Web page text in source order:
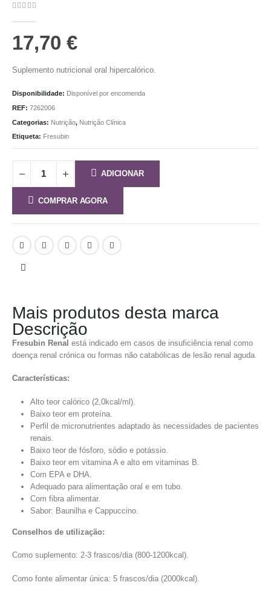
17,70 €
Suplemento nutricional oral hipercalórico.
Disponibilidade: Disponível por encomenda
REF: 7262006
Categorias: Nutrição, Nutrição Clínica
Etiqueta: Fresubin
ADICIONAR
COMPRAR AGORA
Mais produtos desta marca
Descrição
Fresubin Renal está indicado em casos de insuficiência renal como
doença renal crónica ou formas não catabólicas de lesão renal aguda.
Características:
Alto teor calórico (2,0kcal/ml).
Baixo teor em proteína.
Perfil de micronutrientes adaptado às necessidades de pacientes
renais.
Baixo teor de fósforo, sódio e potássio.
Baixo teor em vitamina A e alto em vitaminas B.
Com EPA e DHA.
Adequado para alimentação oral e em tubo.
Com fibra alimentar.
Sabor: Baunilha e Cappuccino.
Conselhos de utilização:
Como suplemento: 2-3 frascos/dia (800-1200kcal).
Como fonte alimentar única: 5 frascos/dia (2000kcal).